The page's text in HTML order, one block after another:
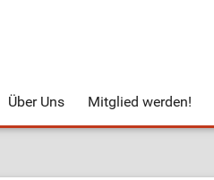
Über Uns Mitglied werden!